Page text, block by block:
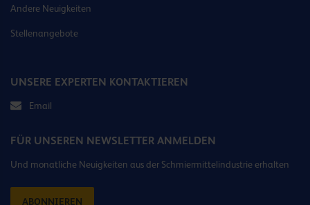
Andere Neuigkeiten
Stellenangebote
UNSERE EXPERTEN KONTAKTIEREN
Email
FÜR UNSEREN NEWSLETTER ANMELDEN
Und monatliche Neuigkeiten aus der Schmiermittelindustrie erhalten
ABONNIEREN